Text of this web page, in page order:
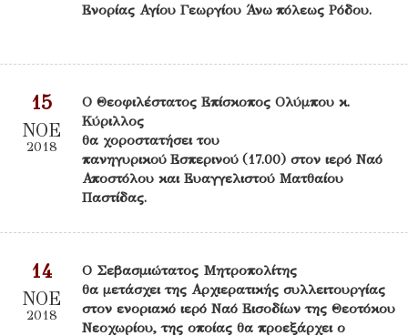
Ενορίας Αγίου Γεωργίου Άνω πόλεως Ρόδου.
15
ΝΟΕ
2018
Ο Θεοφιλέστατος Επίσκοπος Ολύμπου κ.
Κύριλλος
θα χοροστατήσει του
πανηγυρικού Εσπερινού (17.00) στον ιερό Ναό
Αποστόλου και Ευαγγελιστού Ματθαίου
Παστίδας.
14
ΝΟΕ
2018
Ο Σεβασμιώτατος Μητροπολίτης
θα μετάσχει της Αρχιερατικής συλλειτουργίας
στον ενοριακό ιερό Ναό Εισοδίων της Θεοτόκου
Νεοχωρίου, της οποίας θα προεξάρχει ο